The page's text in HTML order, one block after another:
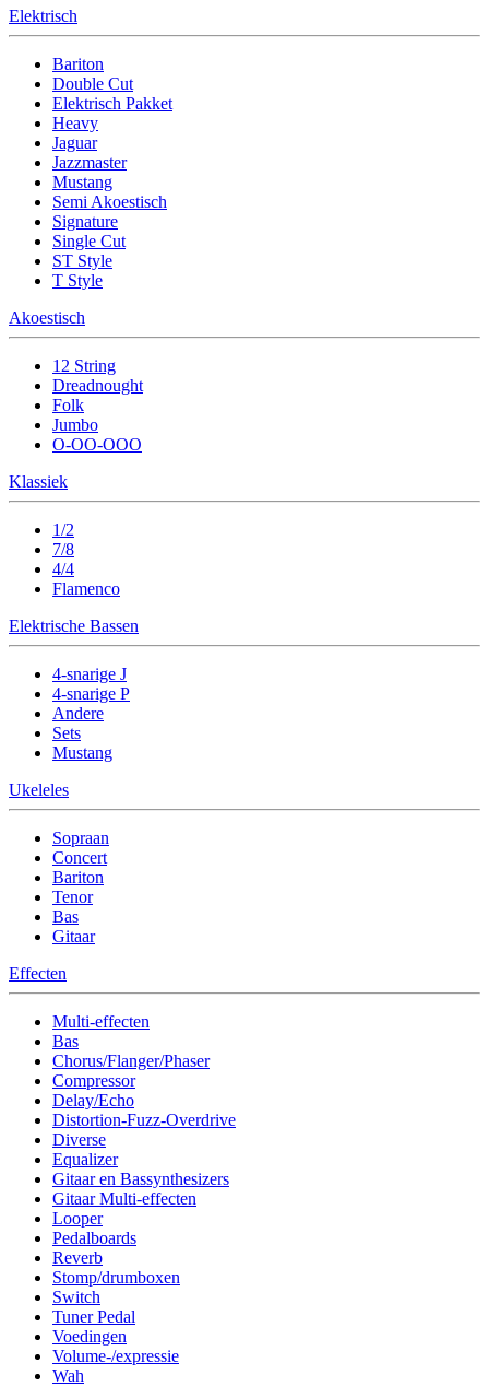
Elektrisch
Bariton
Double Cut
Elektrisch Pakket
Heavy
Jaguar
Jazzmaster
Mustang
Semi Akoestisch
Signature
Single Cut
ST Style
T Style
Akoestisch
12 String
Dreadnought
Folk
Jumbo
O-OO-OOO
Klassiek
1/2
7/8
4/4
Flamenco
Elektrische Bassen
4-snarige J
4-snarige P
Andere
Sets
Mustang
Ukeleles
Sopraan
Concert
Bariton
Tenor
Bas
Gitaar
Effecten
Multi-effecten
Bas
Chorus/Flanger/Phaser
Compressor
Delay/Echo
Distortion-Fuzz-Overdrive
Diverse
Equalizer
Gitaar en Bassynthesizers
Gitaar Multi-effecten
Looper
Pedalboards
Reverb
Stomp/drumboxen
Switch
Tuner Pedal
Voedingen
Volume-/expressie
Wah